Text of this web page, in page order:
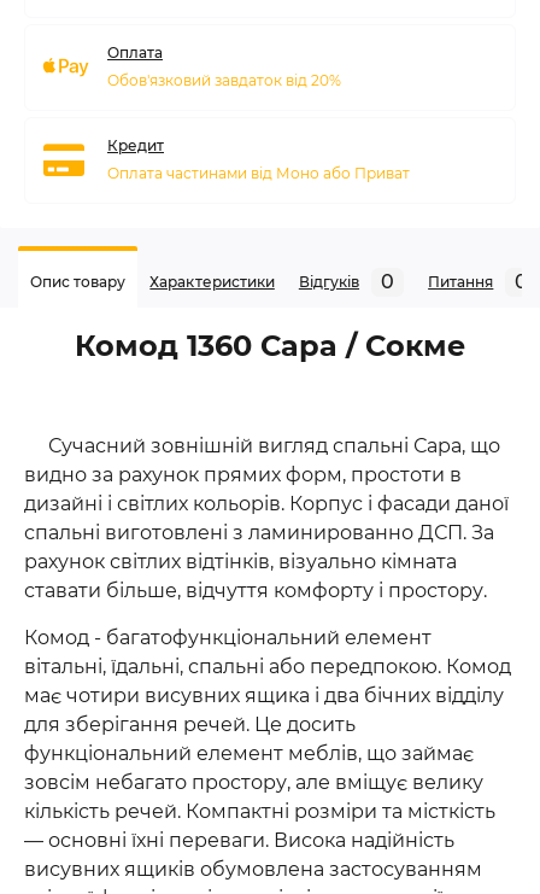
Оплата
Обов'язковий завдаток від 20%
Кредит
Оплата частинами від Моно або Приват
Опис товару Характеристики Відгуків 0 Питання 0
Комод 1360 Сара / Сокме
Сучасний зовнішній вигляд спальні Сара, що
видно за рахунок прямих форм, простоти в
дизайні і світлих кольорів. Корпус і фасади даної
спальні виготовлені з ламинированно ДСП. За
рахунок світлих відтінків, візуально кімната
ставати більше, відчуття комфорту і простору.
Комод - багатофункціональний елемент
вітальні, їдальні, спальні або передпокою. Комод
має чотири висувних ящика і два бічних відділу
для зберігання речей. Це досить
функціональний елемент меблів, що займає
зовсім небагато простору, але вміщує велику
кількість речей. Компактні розміри та місткість
— основні їхні переваги. Висока надійність
висувних ящиків обумовлена застосуванням